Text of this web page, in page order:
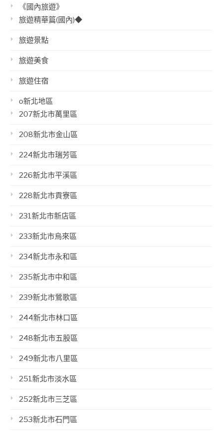
《國內旅遊》
旅遊精華篇(國內)◆
旅遊景點
旅遊美食
旅遊住宿
o新北地區
207新北市萬里區
208新北市金山區
224新北市瑞芳區
226新北市平溪區
228新北市貢寮區
231新北市新店區
233新北市烏來區
234新北市永和區
235新北市中和區
239新北市鶯歌區
244新北市林口區
248新北市五股區
249新北市八里區
251新北市淡水區
252新北市三芝區
253新北市石門區